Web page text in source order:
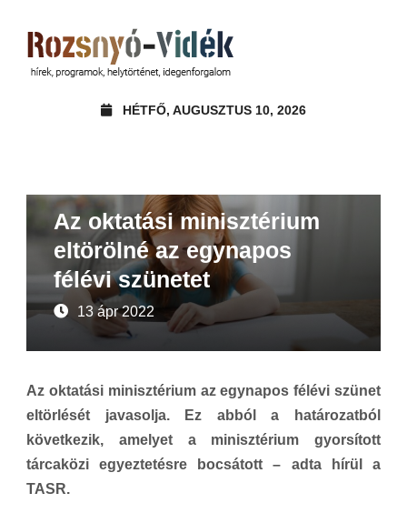
HÉTFŐ, AUGUSZTUS 10, 2026
Az oktatási minisztérium
eltörölné az egynapos
félévi szünetet
13 ápr 2022
Az oktatási minisztérium az egynapos félévi szünet
eltörlését javasolja. Ez abból a határozatból
következik, amelyet a minisztérium gyorsított
tárcaközi egyeztetésre bocsátott – adta hírül a
TASR.